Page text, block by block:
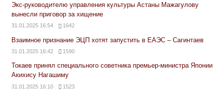
Экс-руководителю управления культуры Астаны Мажагулову
вынесли приговор за хищение
31.01.2025 16:54 1642
Взаимное признание ЭЦП хотят запустить в ЕАЭС – Сагинтаев
31.01.2025 16:42 1590
Токаев принял специального советника премьер-министра Японии
Акихису Нагашиму
31.01.2025 16:10 1523